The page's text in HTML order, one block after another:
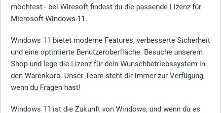
möchtest - bei Wiresoft findest du die passende Lizenz für
Microsoft Windows 11.
Windows 11 bietet moderne Features, verbesserte Sicherheit
und eine optimierte Benutzeroberfläche. Besuche unserem
Shop und lege die Lizenz für dein Wunschbetriebssystem in
den Warenkorb. Unser Team steht dir immer zur Verfügung,
wenn du Fragen hast!
Windows 11 ist die Zukunft von Windows, und wenn du es